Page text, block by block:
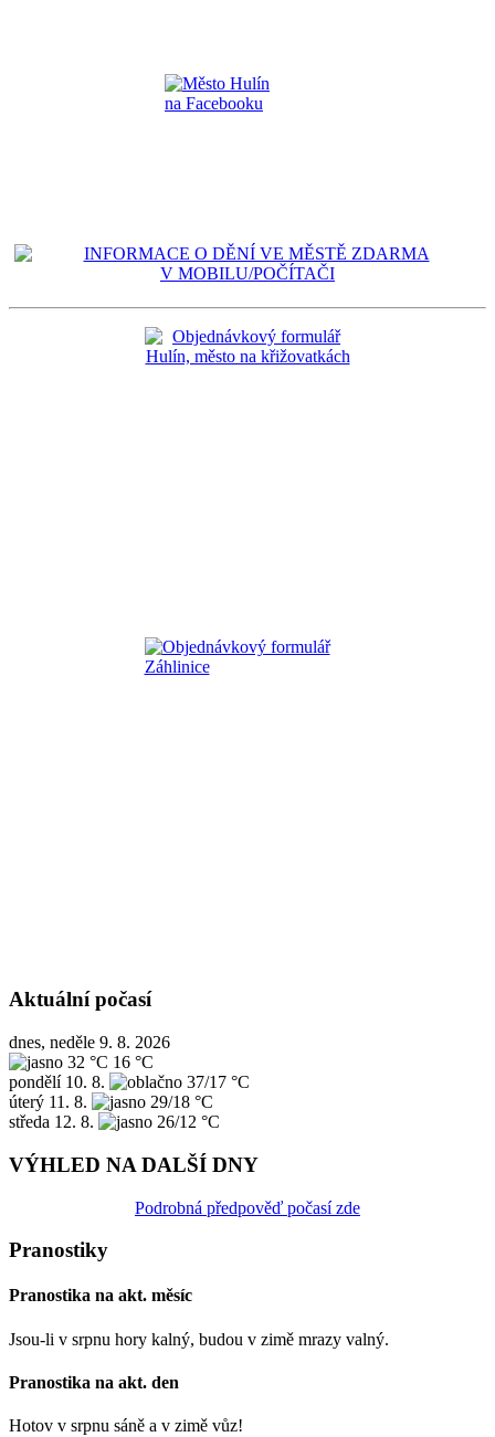
Aktuální počasí
dnes, neděle 9. 8. 2026
32 °C 16 °C
pondělí 10. 8.
37/17 °C
úterý 11. 8.
29/18 °C
středa 12. 8. 26/12 °C
VÝHLED NA DALŠÍ DNY
Podrobná předpověď počasí zde
Pranostiky
Pranostika na akt. měsíc
Jsou-li v srpnu hory kalný, budou v zimě mrazy valný.
Pranostika na akt. den
Hotov v srpnu sáně a v zimě vůz!